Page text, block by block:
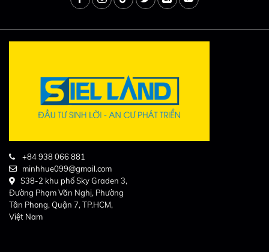
+84 938 066 881
minhhue099@gmail.com
S38-2 khu phố Sky Graden 3,
Đường Phạm Văn Nghị, Phường
Tân Phong, Quận 7, TP.HCM,
Việt Nam